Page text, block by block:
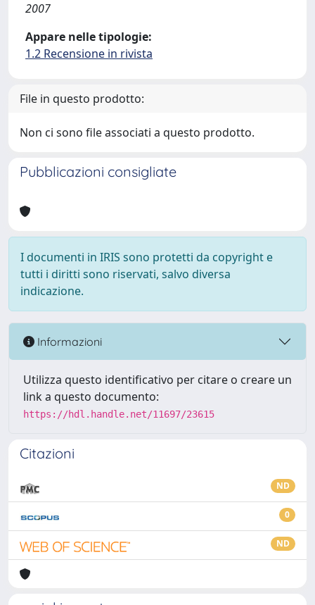
2007
Appare nelle tipologie:
1.2 Recensione in rivista
File in questo prodotto:
Non ci sono file associati a questo prodotto.
Pubblicazioni consigliate
I documenti in IRIS sono protetti da copyright e
tutti i diritti sono riservati, salvo diversa
indicazione.
Informazioni
Utilizza questo identificativo per citare o creare un
link a questo documento:
https://hdl.handle.net/11697/23615
Citazioni
ND
0
ND